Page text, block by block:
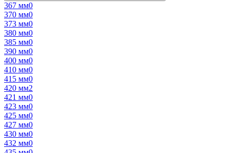
367 мм0
370 мм0
373 мм0
380 мм0
385 мм0
390 мм0
400 мм0
410 мм0
415 мм0
420 мм2
421 мм0
423 мм0
425 мм0
427 мм0
430 мм0
432 мм0